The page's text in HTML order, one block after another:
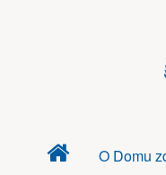
Dom O Domu